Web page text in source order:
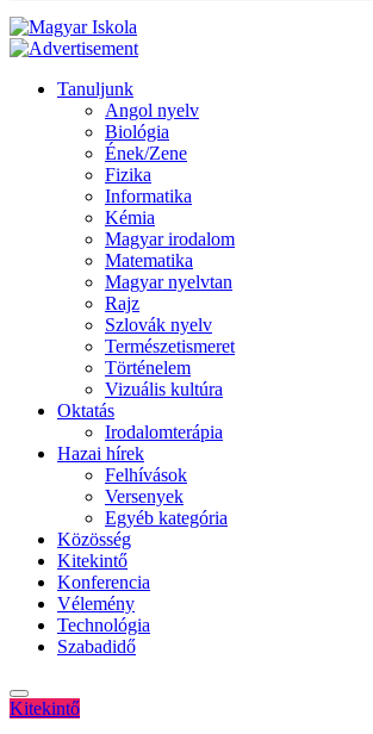
Tanuljunk
Angol nyelv
Biológia
Ének/Zene
Fizika
Informatika
Kémia
Magyar irodalom
Matematika
Magyar nyelvtan
Rajz
Szlovák nyelv
Természetismeret
Történelem
Vizuális kultúra
Oktatás
Irodalomterápia
Hazai hírek
Felhívások
Versenyek
Egyéb kategória
Közösség
Kitekintő
Konferencia
Vélemény
Technológia
Szabadidő
Kitekintő